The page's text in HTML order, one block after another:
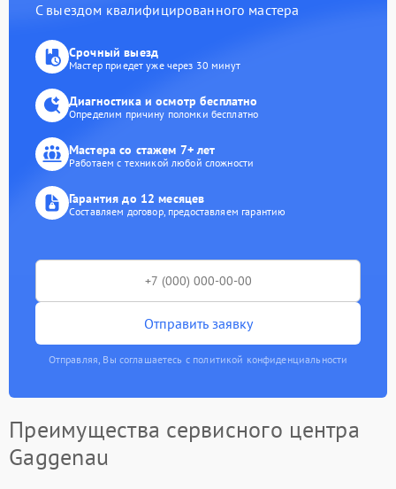
С выездом квалифицированного мастера
Срочный выезд
Мастер приедет уже через 30 минут
Диагностика и осмотр бесплатно
Определим причину поломки бесплатно
Мастера со стажем 7+ лет
Работаем с техникой любой сложности
Гарантия до 12 месяцев
Составляем договор, предоставляем гарантию
Отправить заявку
Отправляя, Вы соглашаетесь с политикой конфиденциальности
Преимущества сервисного центра
Gaggenau